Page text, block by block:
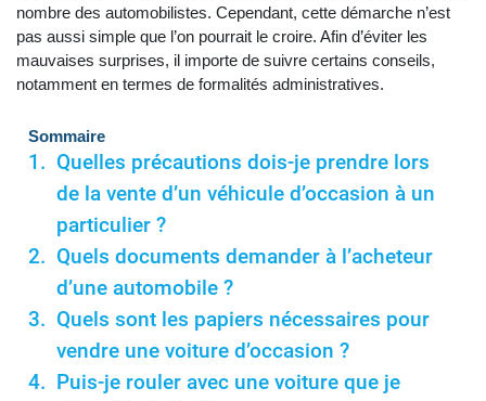
nombre des automobilistes. Cependant, cette démarche n’est
pas aussi simple que l’on pourrait le croire. Afin d’éviter les
mauvaises surprises, il importe de suivre certains conseils,
notamment en termes de formalités administratives.
Sommaire
Quelles précautions dois-je prendre lors
de la vente d’un véhicule d’occasion à un
particulier ?
Quels documents demander à l’acheteur
d’une automobile ?
Quels sont les papiers nécessaires pour
vendre une voiture d’occasion ?
Puis-je rouler avec une voiture que je